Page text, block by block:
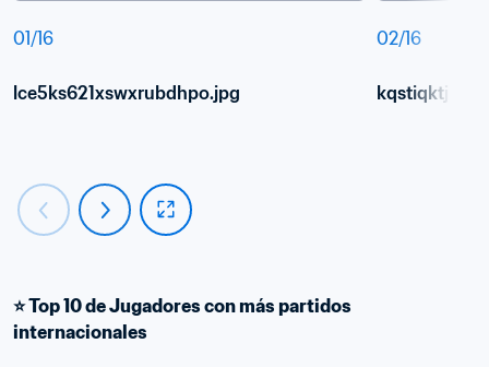
01/16
lce5ks621xswxrubdhpo.jpg
02/16
⭐️ Top 10 de Jugadores con más partidos
internacionales